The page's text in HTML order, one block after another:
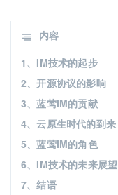
内容
1、IM技术的起步
2、开源协议的影响
3、蓝莺IM的贡献
4、云原生时代的到来
5、蓝莺IM的角色
6、IM技术的未来展望
7、结语